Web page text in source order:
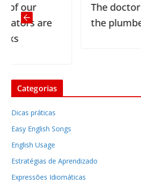
our
are
The doctor and
the plumber
Categorias
Dicas práticas
Easy English Songs
English Usage
Estratégias de Aprendizado
Expressões Idiomáticas